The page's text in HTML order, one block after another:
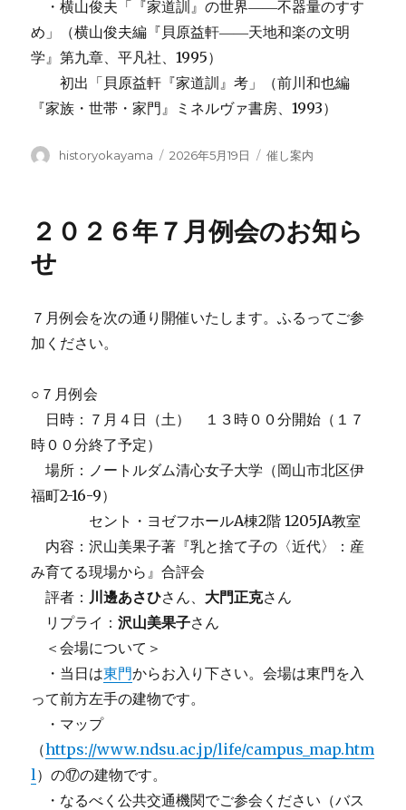
・横山俊夫「『家道訓』の世界――不器量のすす
め」（横山俊夫編『貝原益軒――天地和楽の文明
学』第九章、平凡社、1995）
初出「貝原益軒『家道訓』考」（前川和也編
『家族・世帯・家門』ミネルヴァ書房、1993）
投
historyokayama
投
2026年5月19日
カ
ー
催し案内
２０２６年７月例会のお知ら
せ
７月例会を次の通り開催いたします。ふるってご参
加ください。
○７月例会
日時：７月４日（土） １３時００分開始（１７
時００分終了予定）
場所：ノートルダム清心女子大学（岡山市北区伊
福町2-16-9）
セント・ヨゼフホールA棟2階 1205JA教室
内容：沢山美果子著『乳と捨て子の〈近代〉：産
み育てる現場から』合評会
評者： 川邊あさひさん、 大門正克さん
リプライ：沢山美果子さん
＜会場について＞
・当日は東門からお入り下さい。会場は東門を入
って前方左手の建物です。
・マップ
（https://www.ndsu.ac.jp/life/campus_map.htm
l ）の⑰の建物です。
・なるべく公共交通機関でご参会ください（バス